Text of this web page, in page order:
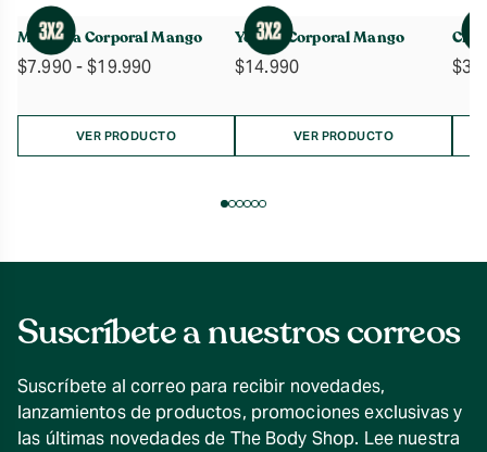
Manteca Corporal Mango
$7.990- $19.990Rango
precios:
desde
$7.990
VER PRODUCTO
Yogurt Corporal Mango
$14.990
VER PRODUCTO
$
Suscríbete a nuestros correos
Suscríbete al correo para recibir novedades,
lanzamientos de productos, promociones exclusivas y
las últimas novedades de The Body Shop. Lee nuestra